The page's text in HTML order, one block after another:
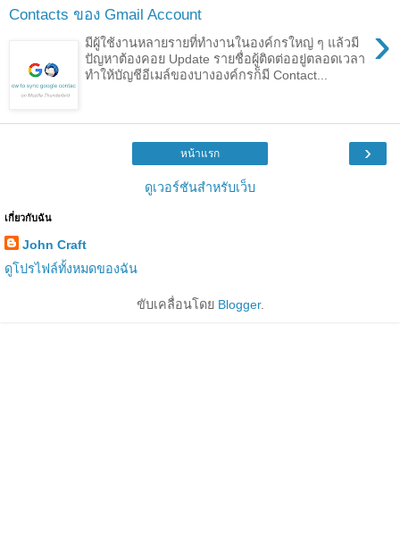
Contacts ของ Gmail Account
›
มีผู้ใช้งานหลายรายที่ทำงานในองค์กรใหญ่ ๆ แล้วมี
ปัญหาต้องคอย Update รายชื่อผู้ติดต่ออยู่ตลอดเวลา
ทำให้บัญชีอีเมล์ของบางองค์กรก็มี Contact...
›
หน้าแรก
ดูเวอร์ชันสำหรับเว็บ
เกี่ยวกับฉัน
John Craft
ดูโปรไฟล์ทั้งหมดของฉัน
ขับเคลื่อนโดย Blogger.